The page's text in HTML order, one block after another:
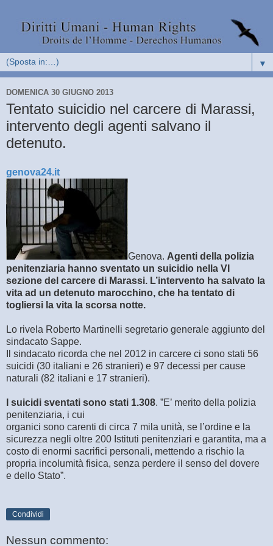
▼
DOMENICA 30 GIUGNO 2013
Tentato suicidio nel carcere di Marassi,
intervento degli agenti salvano il
detenuto.
genova24.it
Genova. Agenti della polizia
penitenziaria hanno sventato un suicidio nella VI
sezione del carcere di Marassi. L’intervento ha salvato la
vita ad un detenuto marocchino, che ha tentato di
togliersi la vita la scorsa notte.
Lo rivela Roberto Martinelli segretario generale aggiunto del
sindacato Sappe.
Il sindacato ricorda che nel 2012 in carcere ci sono stati 56
suicidi (30 italiani e 26 stranieri) e 97 decessi per cause
naturali (82 italiani e 17 stranieri).
I suicidi sventati sono stati 1.308. ”E’ merito della polizia
penitenziaria, i cui
organici sono carenti di circa 7 mila unità, se l’ordine e la
sicurezza negli oltre 200 Istituti penitenziari e garantita, ma a
costo di enormi sacrifici personali, mettendo a rischio la
propria incolumità fisica, senza perdere il senso del dovere
e dello Stato”.
Condividi
Nessun commento: